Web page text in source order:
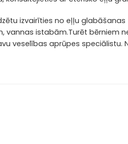
izvairīties no eļļu
vannas istabām.Turēt bērniem
veselības aprūpes speciālistu.